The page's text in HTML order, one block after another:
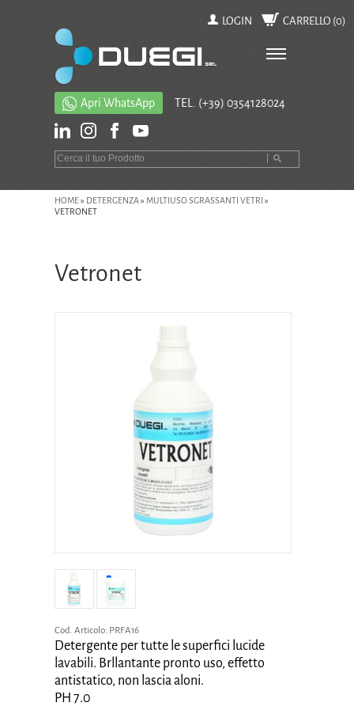
LOGIN CARRELLO (0)
Apri WhatsApp TEL. (+39) 0354128024
HOME» DETERGENZA» MULTIUSO SGRASSANTI VETRI »
VETRONET
Vetronet
Cod. Articolo: PRFA16
Detergente per tutte le superfici lucide
lavabili. Brllantante pronto uso, effetto
antistatico, non lascia aloni.
PH 7.0